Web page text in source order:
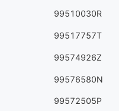
99510030R
99517757T
99574926Z
99576580N
99572505P